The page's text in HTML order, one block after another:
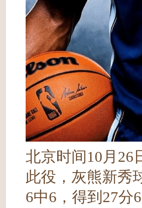
北京时间10月26
此役，灰熊新秀
6中6，得到27分